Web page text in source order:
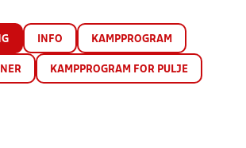
INFO KAMPPROGRAM
KAMPPROGRAM FOR PULJE